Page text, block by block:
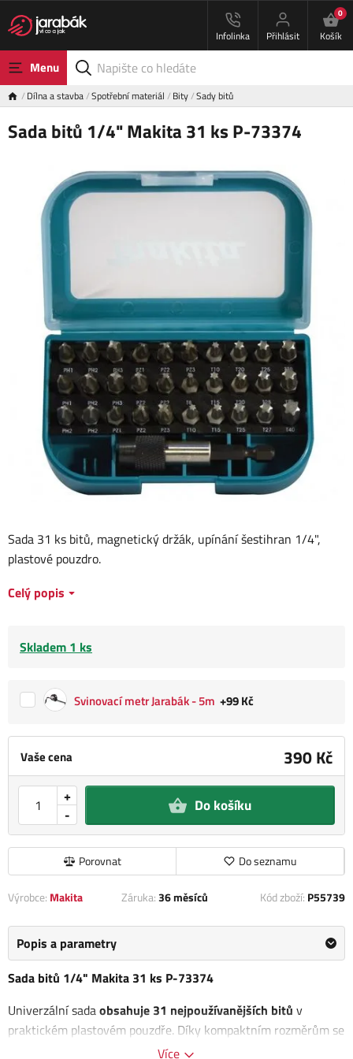
Infolinka Přihlásit
0
Košík
Menu
Dílna a stavba Spotřební materiál Bity Sady bitů
Sada bitů 1/4" Makita 31 ks P-73374
Vaše cena 390 Kč
-
+ Do košíku
Porovnat Do seznamu
Sada 31 ks bitů, magnetický držák, upínání šestihran 1/4",
plastové pouzdro.
Celý popis
Skladem 1 ks
Svinovací metr Jarabák - 5m +99 Kč
Výrobce: Makita Záruka:36 měsíců Kód zboží: P55739
Popis a parametry
Sada bitů 1/4" Makita 31 ks P-73374
Univerzální sadaobsahuje 31 nejpoužívanějších bitů v
praktickém plastovém pouzdře. Díky kompaktním rozměrům se
snadno vejde do dílny i do brašny na cesty.
Více